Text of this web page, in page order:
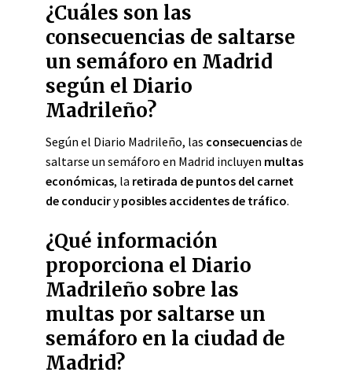
¿Cuáles son las
consecuencias de saltarse
un semáforo en Madrid
según el Diario
Madrileño?
Según el Diario Madrileño, las consecuenciasde
saltarse un semáforo en Madrid incluyen multas
económicas, la retirada de puntos del carnet
de conduciryposibles accidentes de tráfico.
¿Qué información
proporciona el Diario
Madrileño sobre las
multas por saltarse un
semáforo en la ciudad de
Madrid?